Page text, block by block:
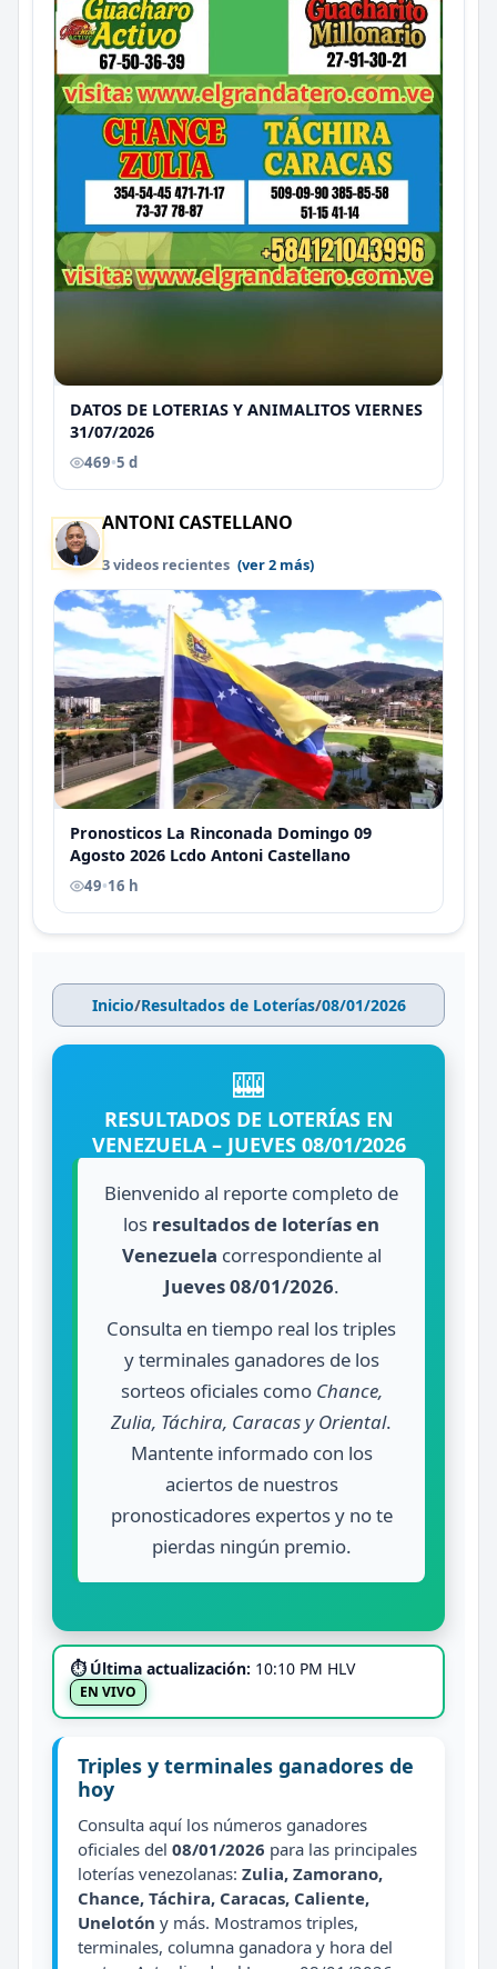
DATOS DE LOTERIAS Y ANIMALITOS VIERNES
31/07/2026
469•5 d
ANTONI CASTELLANO
3 videos recientes (ver 2 más)
Pronosticos La Rinconada Domingo 09
Agosto 2026 Lcdo Antoni Castellano
49•16 h
Inicio/Resultados de Loterías/08/01/2026
🎰
RESULTADOS DE LOTERÍAS EN
VENEZUELA – JUEVES 08/01/2026
Bienvenido al reporte completo de
los resultados de loterías en
Venezuela correspondiente al
Jueves 08/01/2026.
Consulta en tiempo real los triples
y terminales ganadores de los
sorteos oficiales como Chance,
Zulia, Táchira, Caracas y Oriental.
Mantente informado con los
aciertos de nuestros
pronosticadores expertos y no te
pierdas ningún premio.
⏱ Última actualización: 10:10 PM HLV
EN VIVO
Triples y terminales ganadores de
hoy
Consulta aquí los números ganadores
oficiales del 08/01/2026 para las principales
loterías venezolanas: Zulia, Zamorano,
Chance, Táchira, Caracas, Caliente,
Unelotón y más. Mostramos triples,
terminales, columna ganadora y hora del